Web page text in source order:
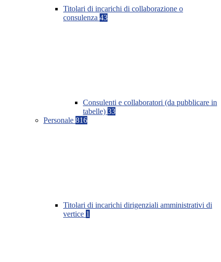
Titolari di incarichi di collaborazione o
consulenza 43
Consulenti e collaboratori (da pubblicare in
tabelle) 33
Personale 816
Titolari di incarichi dirigenziali amministrativi di
vertice 1